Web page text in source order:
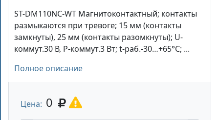
ST-DM110NC-WT Магнитоконтактный; контакты
размыкаются при тревоге; 15 мм (контакты
замкнуты), 25 мм (контакты разомкнуты); U-
коммут.30 В, P-коммут.3 Вт; t-раб.-30…+65°С; ...
Полное описание
Цена: 0